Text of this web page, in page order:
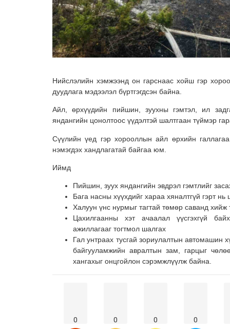
Нийслэлийн хэмжээнд он гарснаас хойш гэр
дуудлага мэдээлэл бүртгэгдсэн байна.
Айл, өрхүүдийн пийшин, зуухны гэмтэл, ил
яндангийн цонолтоос үүдэлтэй шалтгаан түймэр
Сүүлийн үед гэр хорооллын айл өрхийн
нэмэгдэх хандлагатай байгаа юм.
Иймд
Пийшин, зуух яндангийн эвдрэл гэмтлийг
Бага насны хүүхдийг хараа хяналтгүй гэрт
Халуун үнс нурмыг тагтай төмөр саванд хийж
Цахилгаанны хэт ачаалал үүсгэхгүй
ажиллагааг тогтмол шалгах
Гал унтраах тусгай зориулалтын автомашин
байгууламжийн авралтын зам, гарцыг
хангахыг онцгойлон сэрэмжлүүлж байна.
0 0 0 0